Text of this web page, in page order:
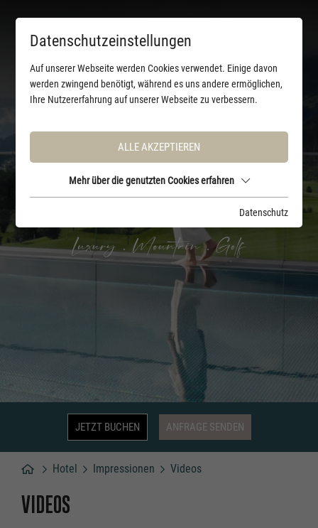
JETZT BUCHEN ANFRAGE SENDEN
Hotel Impressionen Videos
VIDEOS
Datenschutzeinstellungen
Auf unserer Webseite werden Cookies verwendet. Einige davon
werden zwingend benötigt, während es uns andere ermöglichen,
Ihre Nutzererfahrung auf unserer Webseite zu verbessern.
ALLE AKZEPTIEREN
Mehr über die genutzten Cookies erfahren
Datenschutz